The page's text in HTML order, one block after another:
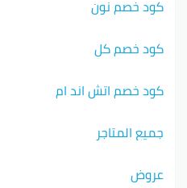
كود خصم نون
كود خصم كل
كود خصم اتش اند ام
جميع المتاجر
عروض